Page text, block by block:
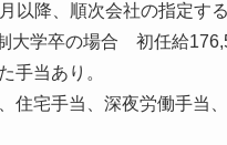
順次会社の指定する
合 初任給176,500
手当あり。
、深夜労働手当、土